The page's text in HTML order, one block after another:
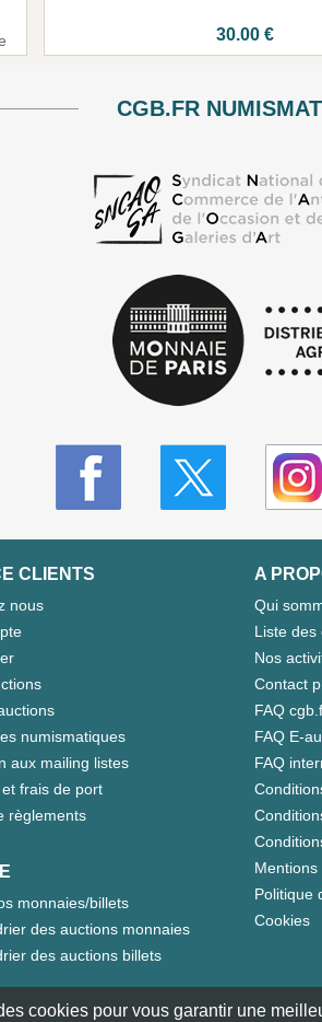
30.00 €
CGB.FR
CLIENTS
nous
numismatiques
aux mailing listes
frais de port
règlements
monnaies/billets
des auctions monnaies
des auctions billets
A
Qui
Liste des
Nos
Contact
FAQ
FAQ E-
FAQ
Mentions
Politique
Cookies
cookies pour vous garantir une